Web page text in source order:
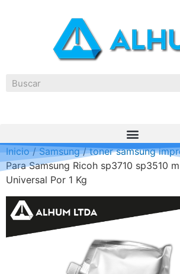
Inicio/Samsung/toner samsung
Para Samsung Ricoh sp3710 sp3510
Universal Por 1 Kg